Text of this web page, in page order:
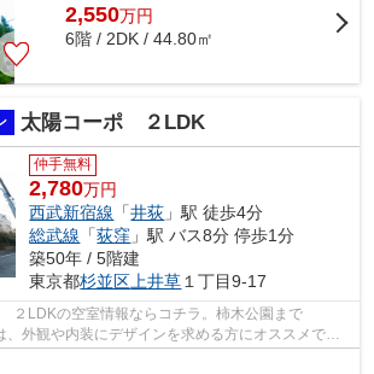
2,550万円
6階 / 2DK / 44.80㎡
太陽コーポ ２LDK
仲手無料
2,780万円
西武新宿線 「井荻 」駅 徒歩4分
総武線 「荻窪 」駅 バス8分 停歩1分
築50年 / 5階建
東京都杉並区上井草１丁目9-17
２LDKの空室情報ならコチラ。柿木公園まで
、外観や内装にデザインを求める方にオススメで
あり、綺麗な中古マンショ...